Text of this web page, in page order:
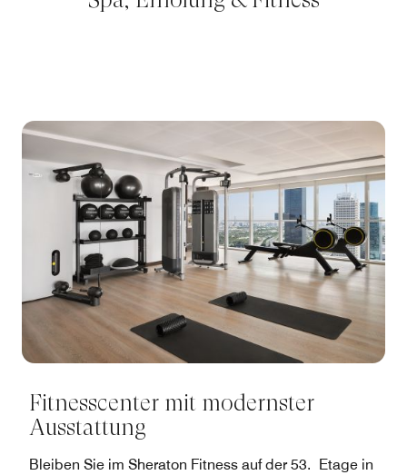
Fitnesscenter mit modernster
Ausstattung
Bleiben Sie im Sheraton Fitness auf der 53. Etage in